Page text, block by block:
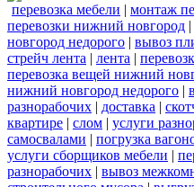
перевозка мебели | монтаж
перевозки нижний новгород |
новгород недорого | вывоз
стрейч лента | лента |
перевозка вещей нижний
нижний новгород недорого |
разнорабочих | доставка |
квартире | слом | услуги
самосвалами | погрузка
услуги сборщиков мебели |
разнорабочих | вывоз